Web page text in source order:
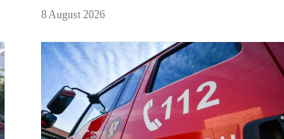
8 August 2026